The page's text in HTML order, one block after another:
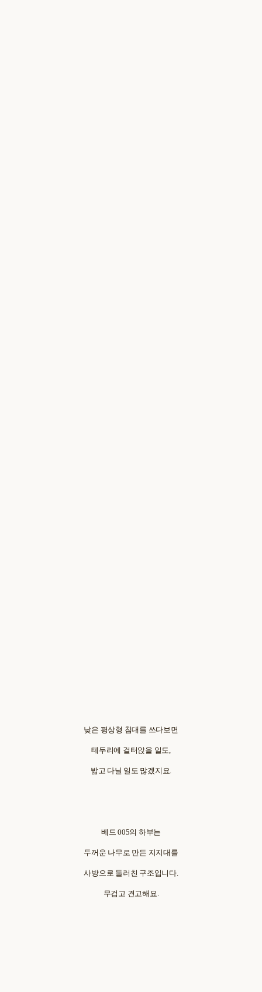
낮은 평상형 침대를 쓰다보면
테두리에 걸터앉을 일도,
밟고 다닐 일도 많겠지요.
베드 005의 하부는
두꺼운 나무로 만든 지지대를
사방으로 둘러친 구조입니다.
무겁고 견고해요.